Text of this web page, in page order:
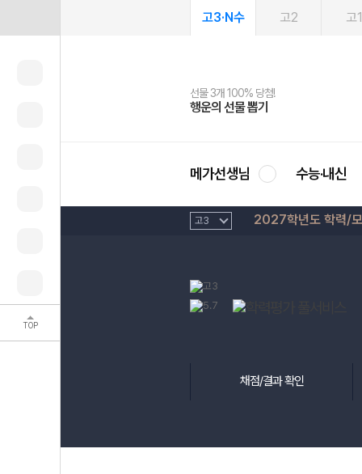
TOP
고3·N수 고2 고1
선물 3개 100% 당첨!
행운의 선물 뽑기
선물 100% 증정!
메가스터디 X 올리브
여름방학 스터디 캐시백
메가런 썸머스쿨
2027 러셀 단과
강사 공개선발
스마트러닝앱
설문 EVENT
메가패스
3일 무료 체험권
메가패스 수강생 무료혜택!
메가클럽 멤버십
사회공헌 캠페인
희망이룸 메가나눔
메가선생님 수능·내신
2027학년도 학력/
채점/결과 확인